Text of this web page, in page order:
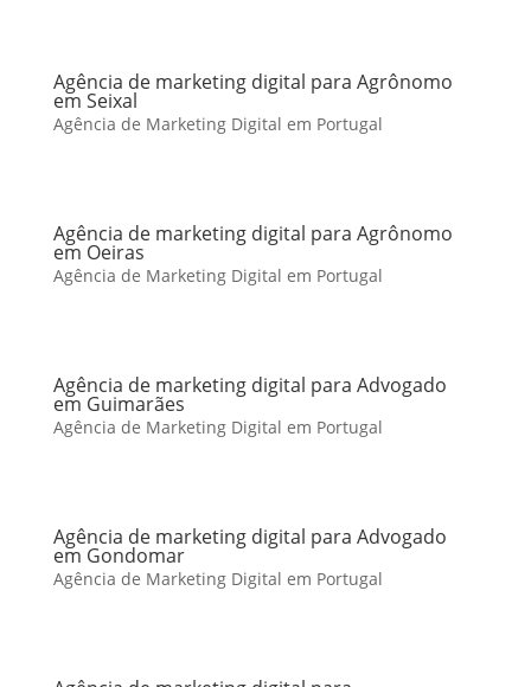
Agência de marketing digital para Agrônomo
em Seixal
Agência de Marketing Digital em Portugal
Agência de marketing digital para Agrônomo
em Oeiras
Agência de Marketing Digital em Portugal
Agência de marketing digital para Advogado
em Guimarães
Agência de Marketing Digital em Portugal
Agência de marketing digital para Advogado
em Gondomar
Agência de Marketing Digital em Portugal